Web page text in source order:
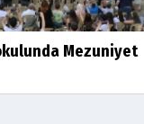
Mezuniyet